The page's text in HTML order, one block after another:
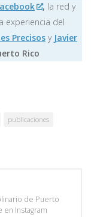
, la red y
experiencia del
Precisos y Javier
Rico
publicaciones
de Puerto
Instagram